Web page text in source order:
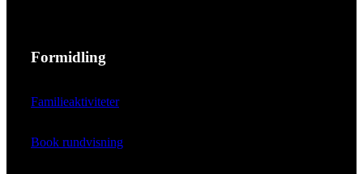
Formidling
Familieaktiviteter
Book rundvisning